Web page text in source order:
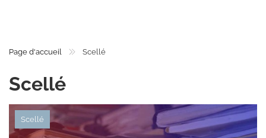
Page d'accueil Scellé
Scellé
Scellé